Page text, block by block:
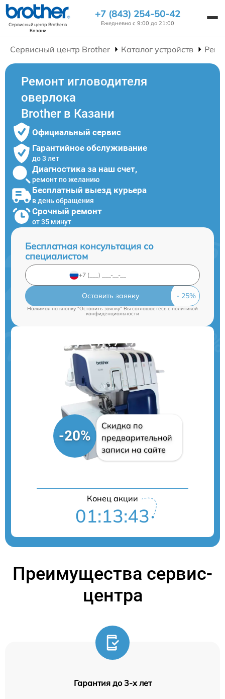
Сервисный центр Brotherв
Казани
+7 (843) 254-50-42
Ежедневно с 9:00 до 21:00
Сервисный центр Brother Каталог устройств
Ремонт игловодителя
оверлока
Brother в Казани
Официальный сервис
Гарантийное обслуживание
до 3 лет
Диагностика за наш счет,
ремонт по желанию
Бесплатный выезд курьера
в день обращения
Срочный ремонт
от 35 минут
Бесплатная консультация со
специалистом
Оставить заявку
Нажимая на кнопку "Оставить заявку" Вы соглашаетесь cполитикой
конфиденциальности
-20%
Скидка по
предварительной
записи на сайте
Конец акции
01:13:42
Преимущества сервис-
центра
Гарантия до 3-х лет